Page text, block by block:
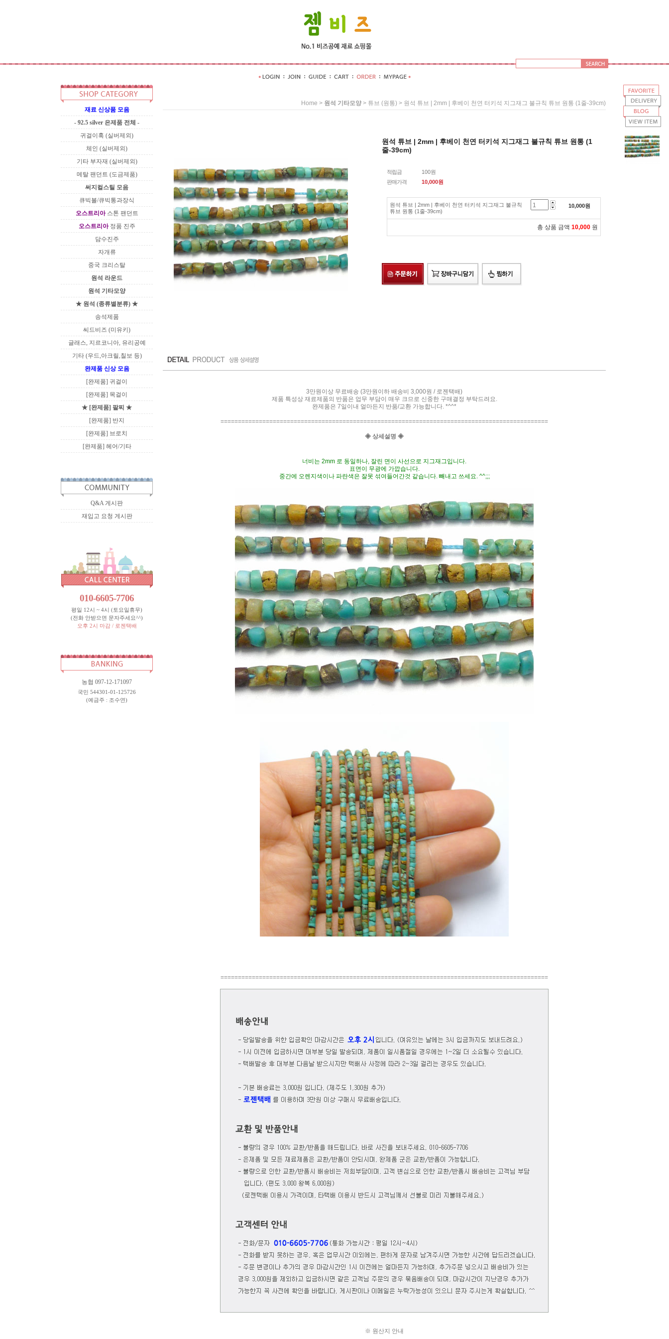
재료 신상품 모음
- 92.5 silver 은제품 전체 -
귀걸이훅 (실버제외)
체인 (실버제외)
기타 부자재 (실버제외)
메탈 팬던트 (도금제품)
써지컬스틸 모음
큐빅볼/큐빅통과장식
오스트리아스톤 팬던트
오스트리아정품 진주
담수진주
자개류
중국 크리스탈
원석 라운드
원석 기타모양
★ 원석 (종류별분류) ★
송석제품
씨드비즈 (미유키)
글래스, 지르코니아, 유리공예
기타 (우드,아크릴,칠보 등)
완제품 신상 모음
[완제품] 귀걸이
[완제품] 목걸이
★ [완제품] 팔찌 ★
[완제품] 반지
[완제품] 브로치
[완제품] 헤어/기타
Q&A 게시판
재입고 요청 게시판
010-6605-7706
평일 12시 ~ 4시 (토요일휴무)
(전화 안받으면 문자주세요^^)
오후 2시 마감 / 로젠택배
농협 097-12-171097
국민 544301-01-125726
(예금주 : 조수연)
Home > 원석 기타모양 > 튜브 (원통) > 원석 튜브 | 2mm | 후베이 천연 터키석 지그재그 불규칙 튜브 원통 (1줄-39cm)
원석 튜브 | 2mm | 후베이 천연 터키석 지그재그 불규칙 튜브 원통 (1
줄-39cm)
적립금
100원
판매가격
10,000원
원석 튜브 | 2mm | 후베이 천연 터키석 지그재그 불규칙
튜브 원통 (1줄-39cm)
10,000원
총 상품 금액 10,000 원
3만원이상 무료배송 (3만원이하 배송비 3,000원 / 로젠택배)
제품 특성상 재료제품의 반품은 업무 부담이 매우 크므로 신중한 구매결정 부탁드려요.
완제품은 7일이내 얼마든지 반품/교환 가능합니다. *^^*
==============================================================================================
◈ 상세설명 ◈
너비는 2mm 로 동일하나, 잘린 면이 사선으로 지그재그입니다.
표면이 무광에 가깝습니다.
중간에 오렌지색이나 파란색은 잘못 섞여들어간것 같습니다. 빼내고 쓰세요. ^^;;;
==============================================================================================
※ 원산지 안내